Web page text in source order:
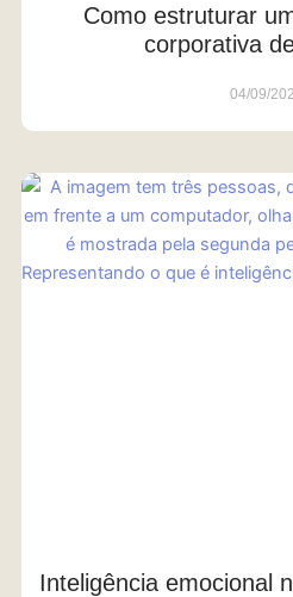
Como estruturar
corporativa
04/09/
Inteligência emocional